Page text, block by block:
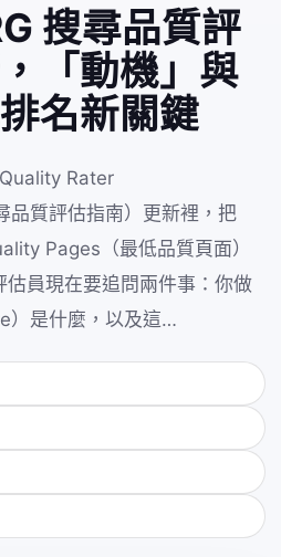
搜尋品質評
「動機」與
名新關鍵
Rater
品質評估指南）更新裡，把
Pages（最低品質頁面）
員現在要追問兩件事：你做
）是什麼，以及這…